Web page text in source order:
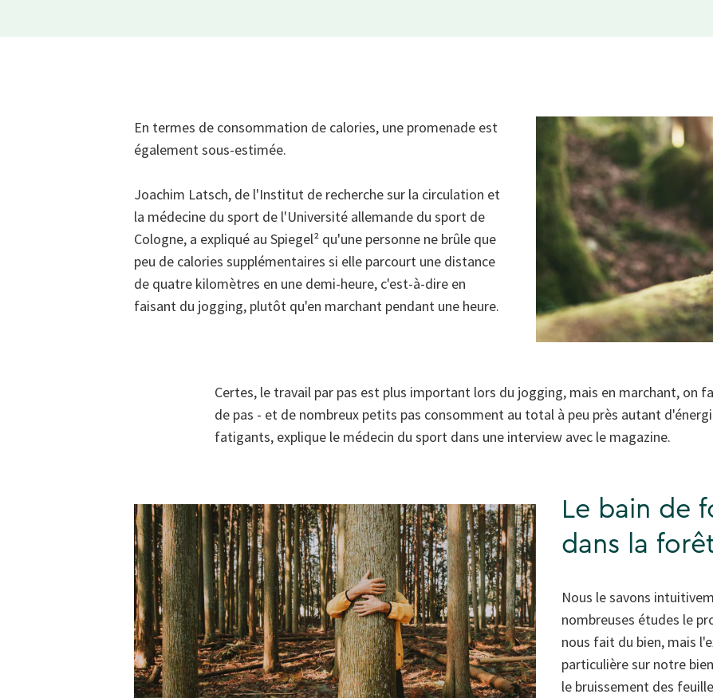
En termes de consommation de calories, une promenade est
également sous-estimée.
Joachim Latsch, de l'Institut de recherche sur la circulation et
la médecine du sport de l'Université allemande du sport de
Cologne, a expliqué au Spiegel² qu'une personne ne brûle que
peu de calories supplémentaires si elle parcourt une distance
de quatre kilomètres en une demi-heure, c'est-à-dire en
faisant du jogging, plutôt qu'en marchant pendant une heure.
Certes, le travail par pas est plus important lors du jogging, mais en marchant, on
de pas - et de nombreux petits pas consomment au total à peu près autant
fatigants, explique le médecin du sport dans une interview avec le magazine.
Le bain de
dans la
Nous le savons
nombreuses études le
nous fait du bien, mais
particulière sur notre
le bruissement des